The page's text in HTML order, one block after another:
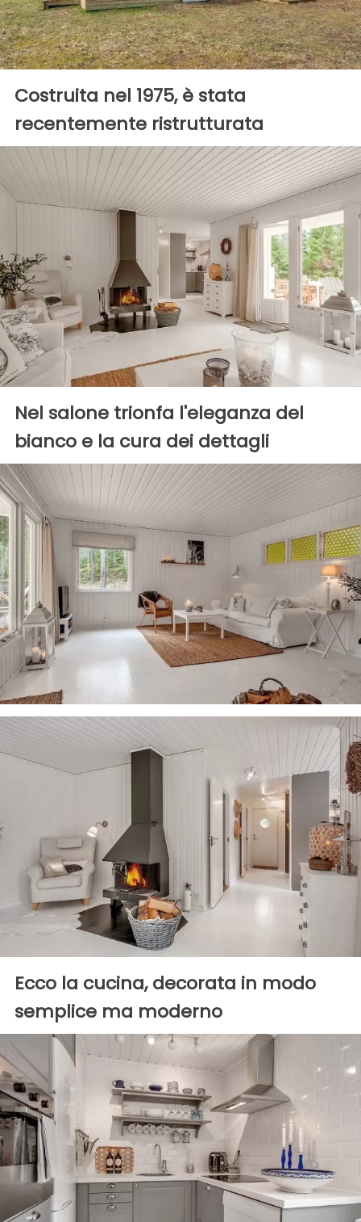
Costruita nel 1975, è stata
recentemente ristrutturata
Nel salone trionfa l'eleganza del
bianco e la cura dei dettagli
Ecco la cucina, decorata in modo
semplice ma moderno